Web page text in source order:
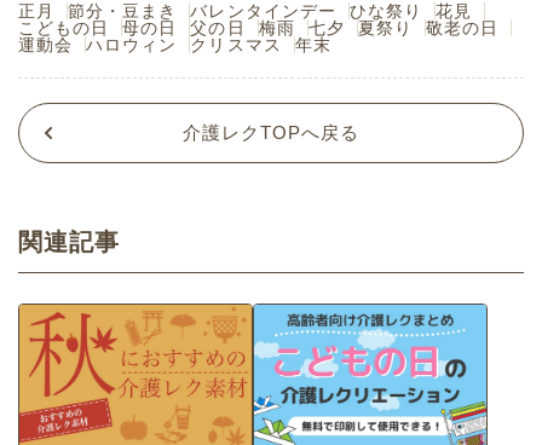
正月 節分・豆まき バレンタインデー ひな祭り
花見
こどもの日
母の日 父の日 梅雨 七夕 夏祭り
敬老の日
運動会
ハロウィン クリスマス 年末
介護レクTOPへ戻る
関連記事